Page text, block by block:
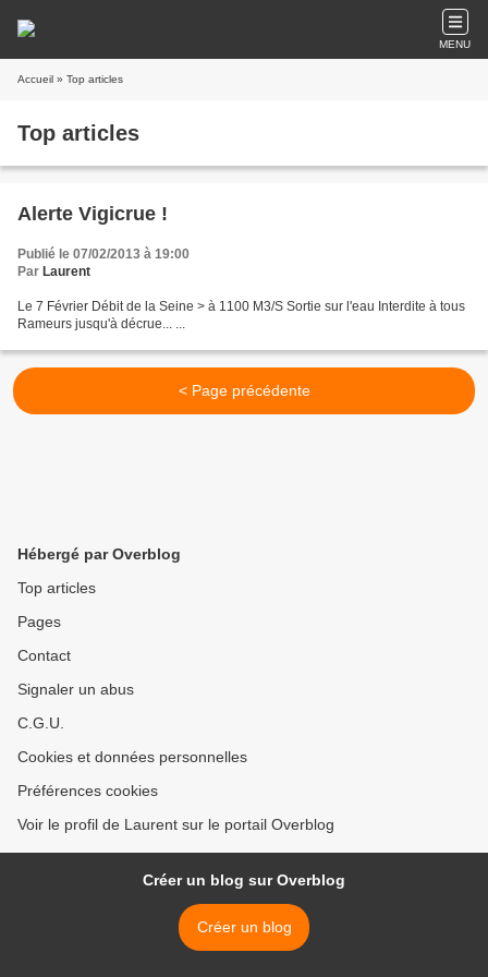
MENU
Accueil » Top articles
Top articles
Alerte Vigicrue !
Publié le 07/02/2013 à 19:00
Par Laurent
Le 7 Février Débit de la Seine > à 1100 M3/S Sortie sur l'eau Interdite à tous
Rameurs jusqu'à décrue... ...
< Page précédente
Hébergé par Overblog
Top articles
Pages
Contact
Signaler un abus
C.G.U.
Cookies et données personnelles
Préférences cookies
Voir le profil de Laurent sur le portail Overblog
Créer un blog sur Overblog
Créer un blog